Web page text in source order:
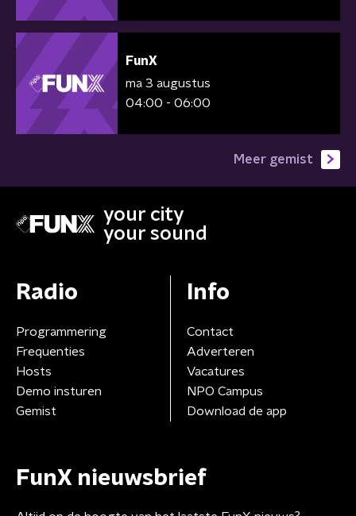
FunX
ma 3 augustus
04:00 - 06:00
Meer gemist
your city
your sound
Radio
Programmering
Frequenties
Hosts
Demo insturen
Gemist
Info
Contact
Adverteren
Vacatures
NPO Campus
Download de app
FunX nieuwsbrief